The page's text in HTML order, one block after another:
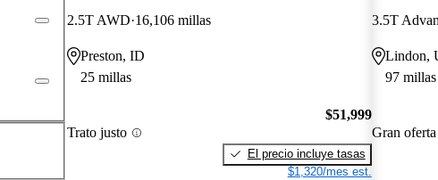
2.5T AWD 16,106 millas
Preston, ID
25 millas
Trato justo
$51,999
El precio incluye tasas
$1,320/mes est.
3.5T
Lindon,
97 millas
Gran oferta